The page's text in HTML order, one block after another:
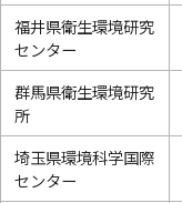
福井県衛生環境研究
センター
群馬県衛生環境研究
所
埼玉県環境科学国際
センター